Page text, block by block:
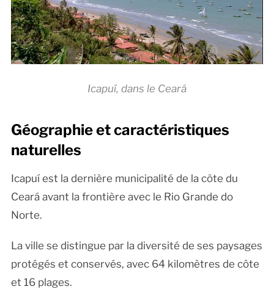
Icapuí, dans le Ceará
Géographie et caractéristiques
naturelles
Icapuí est la dernière municipalité de la côte du
Ceará avant la frontière avec le Rio Grande do
Norte.
La ville se distingue par la diversité de ses paysages
protégés et conservés, avec 64 kilomètres de côte
et 16 plages.